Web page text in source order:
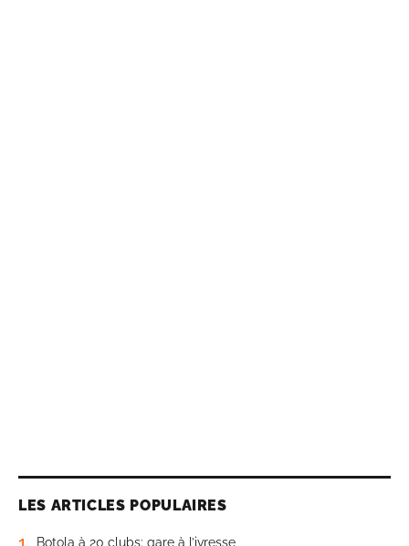
LES ARTICLES POPULAIRES
Botola à 20 clubs: gare à l’ivresse